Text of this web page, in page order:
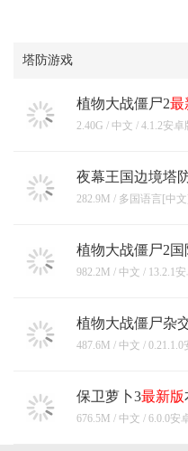
塔防游戏
植物大战僵尸2最
卓版
2.40G / 中文 / 4.1.2安卓
夜幕王国边境塔
Kingdom Frontier
282.9M / 多国语言[中
植物大战僵尸2国
13.2.1安卓版
982.2M / 中文 / 13.2.1安
植物大战僵尸杂
0.21.1.0安卓版
487.6M / 中文 / 0.21.1.0
保卫萝卜3最新版
676.5M / 中文 / 6.0.0安